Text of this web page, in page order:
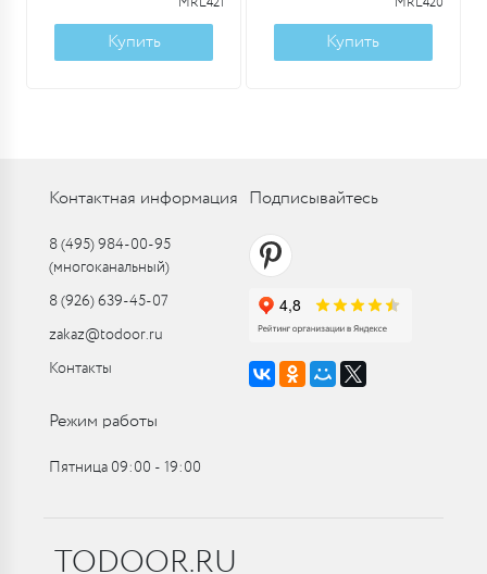
Купить Купить
Контактная информация
8 (495) 984-00-95
(многоканальный)
8 (926) 639-45-07
zakaz@todoor.ru
Контакты
Подписывайтесь
Режим работы
Пятница 09:00 ‑ 19:00
TODOOR.RU